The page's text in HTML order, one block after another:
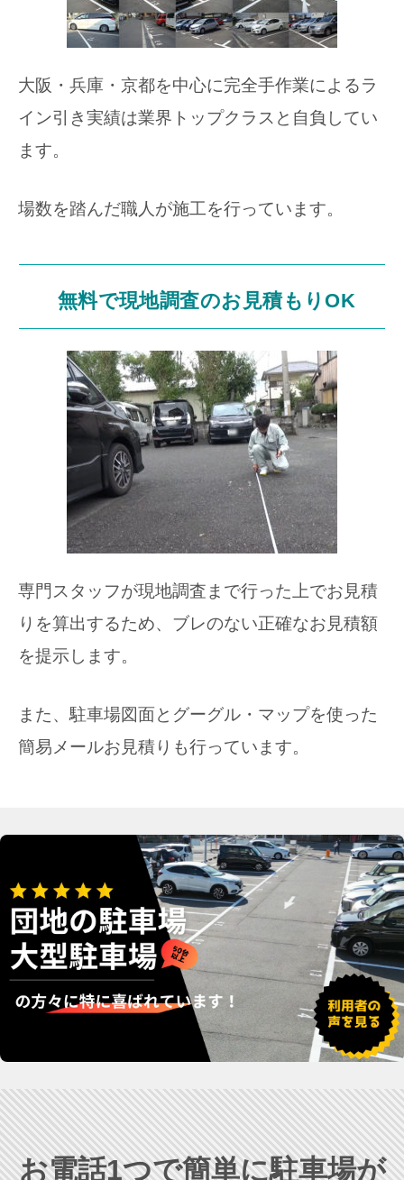
大阪・兵庫・京都を中心に完全手作業によるラ
イン引き実績は業界トップクラスと自負してい
ます。
場数を踏んだ職人が施工を行っています。
無料で現地調査のお見積もりOK
専門スタッフが現地調査まで行った上でお見積
りを算出するため、ブレのない正確なお見積額
を提示します。
また、駐車場図面とグーグル・マップを使った
簡易メールお見積りも行っています。
お電話1つで簡単に駐車場が